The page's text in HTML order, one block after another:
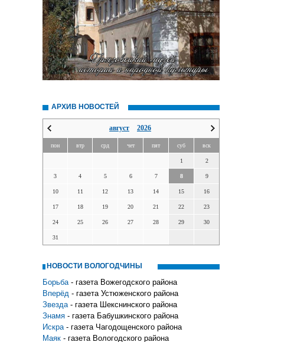
АРХИВ НОВОСТЕЙ
август 2026
пон втр срд чет пят суб вск
1 2
3 4 5 6 7 8 9
10 11 12 13 14 15 16
17 18 19 20 21 22 23
24 25 26 27 28 29 30
31
НОВОСТИ ВОЛОГОДЧИНЫ
Борьба - газета Вожегодского района
Вперёд - газета Устюженского района
Звезда - газета Шекснинского района
Знамя - газета Бабушкинского района
Искра - газета Чагодощенского района
Маяк - газета Вологодского района